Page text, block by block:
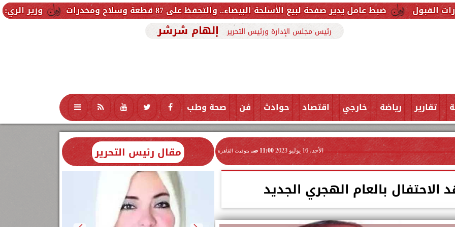
وزير الري: إزالة 37 حالة تعدٍ على مسار ممشى أهل مصر بمنيل شيحة.. و518 مخالفة بفرع رشيد ضبط عامل يدير صفحة لبيع الأسلحة البيضاء.. والتحفظ على 87 قطعة وسلاح ومخدرات
رئيس مجلس الإدارة ورئيس التحرير إلهام شرشر
تقارير رياضة خارجي اقتصاد حوادث فن صحة وطب تكنولوجيا منوعات محافظات
الأحد، 16 يوليو 2023 11:00 صـ بتوقيت القاهرة
بالعام الهجري الجديد
مقال رئيس التحرير